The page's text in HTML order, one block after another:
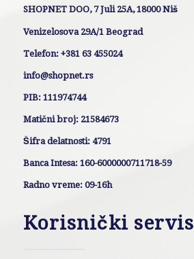
SHOPNET DOO, 7 Juli 25A, 18000 Niš
Venizelosova 29A/1 Beograd
Telefon: +381 63 455024
info@shopnet.rs
PIB: 111974744
Matični broj: 21584673
Šifra delatnosti: 4791
Banca Intesa: 160-6000000711718-59
Radno vreme: 09-16h
Korisnički servis